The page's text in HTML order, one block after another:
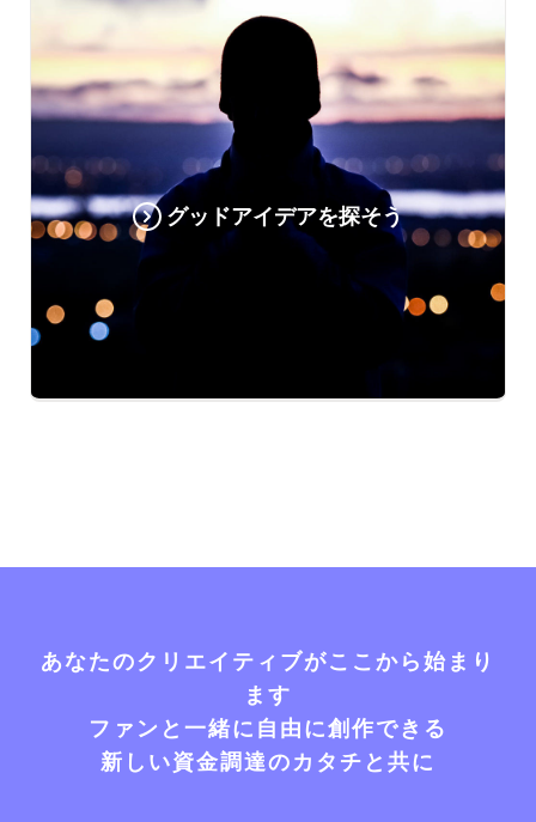
グッドアイデアを探そう
あなたのクリエイティブがここから始まり
ます
ファンと一緒に自由に創作できる
新しい資金調達のカタチと共に